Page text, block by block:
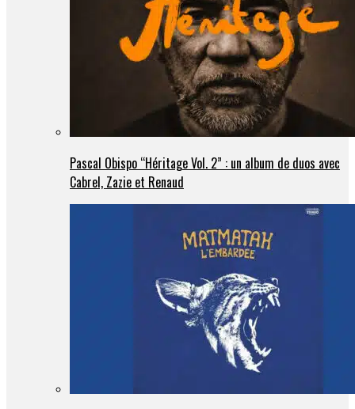
Pascal Obispo “Héritage Vol. 2” : un album de duos avec
Cabrel, Zazie et Renaud